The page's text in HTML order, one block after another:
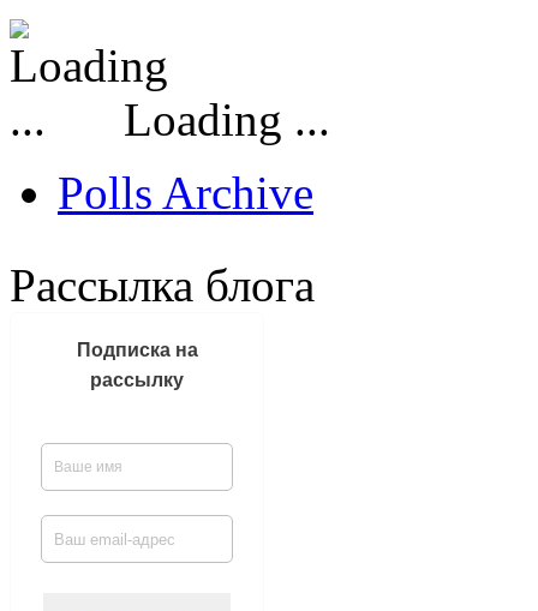
Loading ...
Polls Archive
Рассылка блога
Подписка на
рассылку